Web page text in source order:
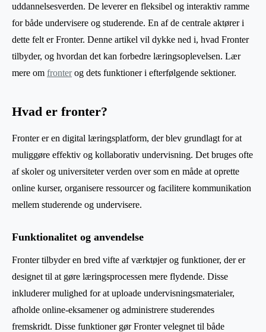
uddannelsesverden. De leverer en fleksibel og interaktiv ramme
for både undervisere og studerende. En af de centrale aktører i
dette felt er Fronter. Denne artikel vil dykke ned i, hvad Fronter
tilbyder, og hvordan det kan forbedre læringsoplevelsen. Lær
mere om fronterog dets funktioner i efterfølgende sektioner.
Hvad er fronter?
Fronter er en digital læringsplatform, der blev grundlagt for at
muliggøre effektiv og kollaborativ undervisning. Det bruges ofte
af skoler og universiteter verden over som en måde at oprette
online kurser, organisere ressourcer og facilitere kommunikation
mellem studerende og undervisere.
Funktionalitet og anvendelse
Fronter tilbyder en bred vifte af værktøjer og funktioner, der er
designet til at gøre læringsprocessen mere flydende. Disse
inkluderer mulighed for at uploade undervisningsmaterialer,
afholde online-eksamener og administrere studerendes
fremskridt. Disse funktioner gør Fronter velegnet til både